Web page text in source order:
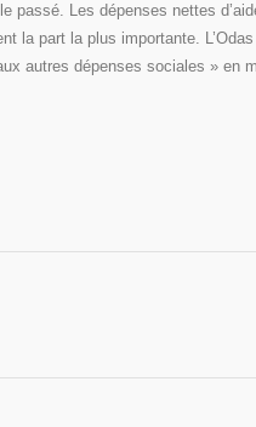
passé. Les dépenses nettes
la part la plus importante.
autres dépenses sociales » en